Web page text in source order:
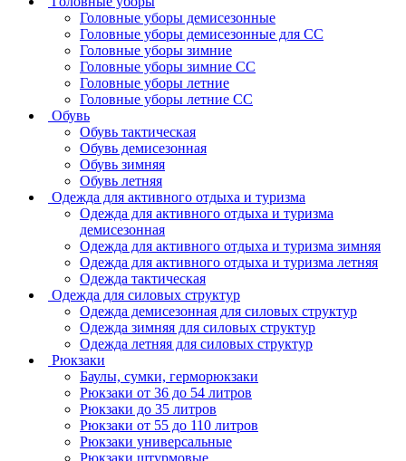
Головные уборы демисезонные
Головные уборы демисезонные для СС
Головные уборы зимние
Головные уборы зимние СС
Головные уборы летние
Головные уборы летние СС
Обувь
Обувь тактическая
Обувь демисезонная
Обувь зимняя
Обувь летняя
Одежда для активного отдыха и туризма
Одежда для активного отдыха и туризма
демисезонная
Одежда для активного отдыха и туризма зимняя
Одежда для активного отдыха и туризма летняя
Одежда тактическая
Одежда для силовых структур
Одежда демисезонная для силовых структур
Одежда зимняя для силовых структур
Одежда летняя для силовых структур
Рюкзаки
Баулы, сумки, герморюкзаки
Рюкзаки от 36 до 54 литров
Рюкзаки до 35 литров
Рюкзаки от 55 до 110 литров
Рюкзаки универсальные